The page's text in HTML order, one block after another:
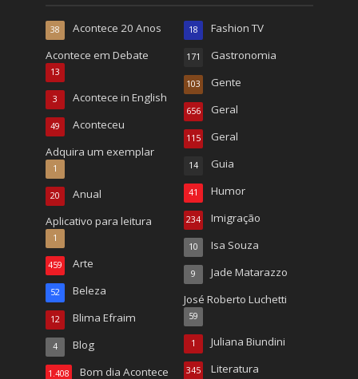
Acontece 20 Anos
38
Acontece em Debate
13
Acontece in English
3
Aconteceu
49
Adquira um exemplar
1
Anual
20
Aplicativo para leitura
1
Arte
459
Beleza
52
Blima Efraim
12
Blog
4
Bom dia Acontece
1.408
Fashion TV
18
Gastronomia
171
Gente
103
Geral
656
Geral
115
Guia
14
Humor
41
Imigração
234
Isa Souza
10
Jade Matarazzo
9
José Roberto Luchetti
59
Juliana Biundini
1
Literatura
345